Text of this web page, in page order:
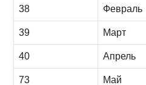
38 Февраль
39 Март
40 Апрель
73 Май